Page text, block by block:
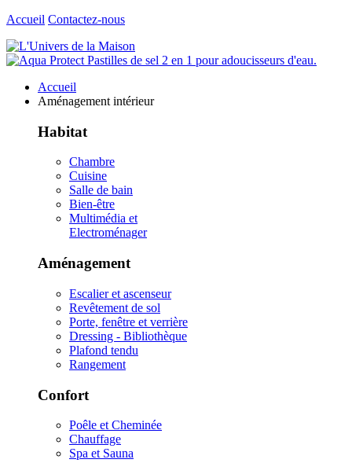
Accueil Contactez-nous
Accueil
Aménagement intérieur
Habitat
Chambre
Cuisine
Salle de bain
Bien-être
Multimédia et
Electroménager
Aménagement
Escalier et ascenseur
Revêtement de sol
Porte, fenêtre et verrière
Dressing - Bibliothèque
Plafond tendu
Rangement
Confort
Poêle et Cheminée
Chauffage
Spa et Sauna